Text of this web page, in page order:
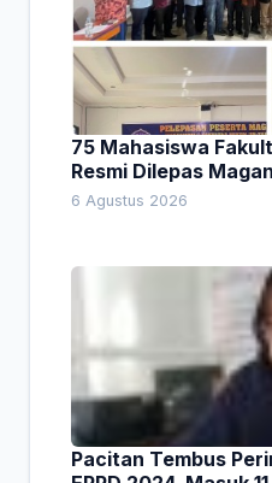
75 Mahasiswa
Resmi Dilepas
Empat Pesan Penting
6 Agustus 2026
Pacitan Tembus